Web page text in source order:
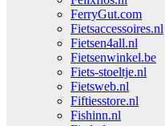
FerryGut.com
Fietsaccessoires.nl
Fietsen4all.nl
Fietsenwinkel.be
Fiets-stoeltje.nl
Fietsweb.nl
Fiftiesstore.nl
Fishinn.nl